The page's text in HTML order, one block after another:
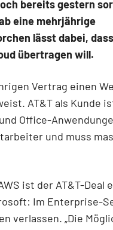
bereits gestern
eine mehrjährige
lässt dabei,
übertragen will.
Vertrag einen
AT&T als Kunde
Office-
und muss
ist der AT&T-Deal
Im Enterprise-
verlassen. „Die